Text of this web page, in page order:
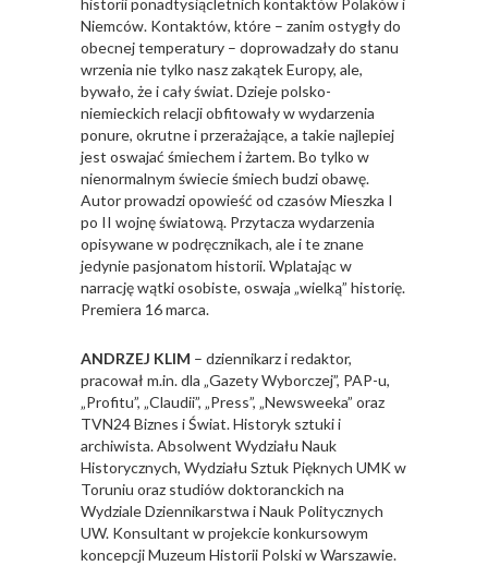
historii ponadtysiącletnich kontaktów Polaków i
Niemców. Kontaktów, które – zanim ostygły do
obecnej temperatury – doprowadzały do stanu
wrzenia nie tylko nasz zakątek Europy, ale,
bywało, że i cały świat. Dzieje polsko-
niemieckich relacji obfitowały w wydarzenia
ponure, okrutne i przerażające, a takie najlepiej
jest oswajać śmiechem i żartem. Bo tylko w
nienormalnym świecie śmiech budzi obawę.
Autor prowadzi opowieść od czasów Mieszka I
po II wojnę światową. Przytacza wydarzenia
opisywane w podręcznikach, ale i te znane
jedynie pasjonatom historii. Wplatając w
narrację wątki osobiste, oswaja „wielką” historię.
Premiera 16 marca.
ANDRZEJ KLIM – dziennikarz i redaktor,
pracował m.in. dla „Gazety Wyborczej”, PAP-u,
„Profitu”, „Claudii”, „Press”, „Newsweeka” oraz
TVN24 Biznes i Świat. Historyk sztuki i
archiwista. Absolwent Wydziału Nauk
Historycznych, Wydziału Sztuk Pięknych UMK w
Toruniu oraz studiów doktoranckich na
Wydziale Dziennikarstwa i Nauk Politycznych
UW. Konsultant w projekcie konkursowym
koncepcji Muzeum Historii Polski w Warszawie.